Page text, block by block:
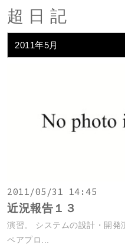
超日記
2011年5月
2011/05/31 14:45
近況報告１３
演習。 システムの設計・開発
ペアプロ...